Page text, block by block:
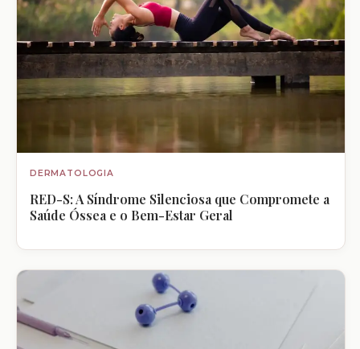
DERMATOLOGIA
RED-S: A Síndrome Silenciosa que Compromete a
Saúde Óssea e o Bem-Estar Geral